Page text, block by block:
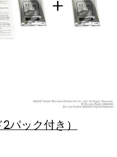
パック付き）